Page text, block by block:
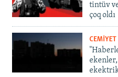
tintüv
çoq oldı
CEMİYET